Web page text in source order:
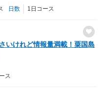
日数 1日コース
いけれど情報量満載！粟国島
ス